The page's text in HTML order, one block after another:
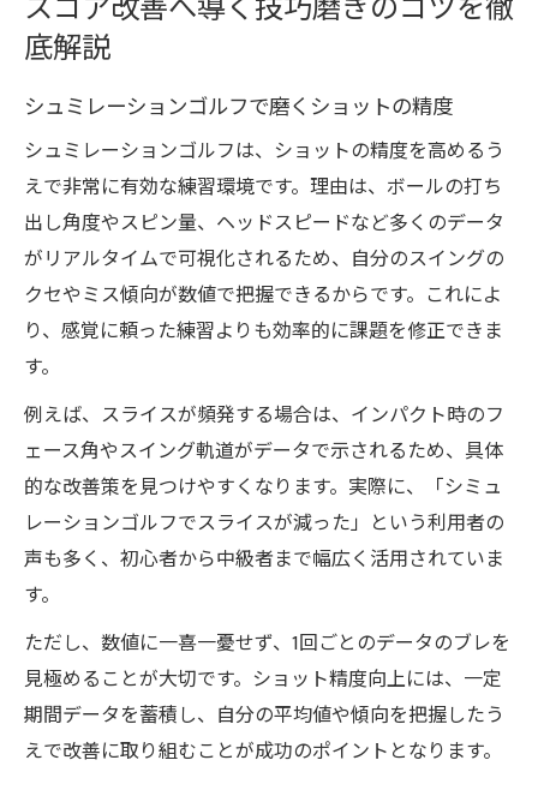
底解説
シュミレーションゴルフで磨くショットの精度
シュミレーションゴルフは、ショットの精度を高めるう
えで非常に有効な練習環境です。理由は、ボールの打ち
出し角度やスピン量、ヘッドスピードなど多くのデータ
がリアルタイムで可視化されるため、自分のスイングの
クセやミス傾向が数値で把握できるからです。これによ
り、感覚に頼った練習よりも効率的に課題を修正できま
す。
例えば、スライスが頻発する場合は、インパクト時のフ
ェース角やスイング軌道がデータで示されるため、具体
的な改善策を見つけやすくなります。実際に、「シミュ
レーションゴルフでスライスが減った」という利用者の
声も多く、初心者から中級者まで幅広く活用されていま
す。
ただし、数値に一喜一憂せず、1回ごとのデータのブレを
見極めることが大切です。ショット精度向上には、一定
期間データを蓄積し、自分の平均値や傾向を把握したう
えで改善に取り組むことが成功のポイントとなります。